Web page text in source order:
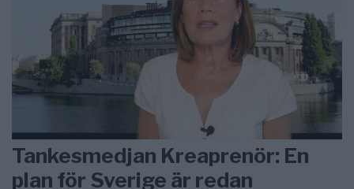
Tankesmedjan Kreaprenör: En
plan för Sverige är redan